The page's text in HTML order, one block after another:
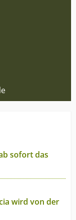
sofort das
wird von der